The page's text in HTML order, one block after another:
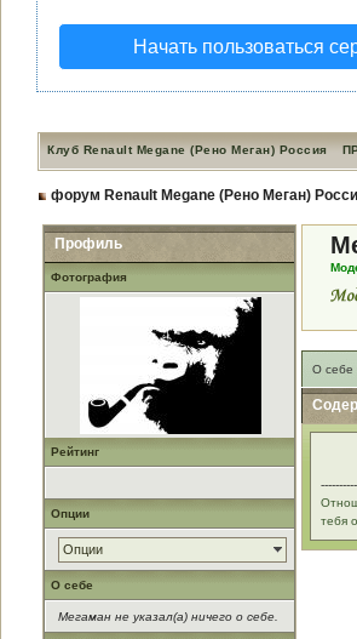
Начать пользоваться
Клуб Renault Megane (Рено Меган) Россия
форум Renault Megane (Рено Меган)
Профиль
Фотография
Рейтинг
Опции
Опции
О себе
Мегаман не указал(а) ничего о себе.
О себе
тебя